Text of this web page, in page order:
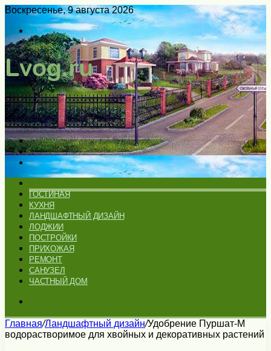
Воскресенье, 9 августа 2026
Войти
Switch
skin
Меню
Искать
Switch
skin
ГОСТИНАЯ
КУХНЯ
ЛАНДШАФТНЫЙ ДИЗАЙН
ЛОДЖИИ
ПОСТРОЙКИ
ПРИХОЖАЯ
РЕМОНТ
САНУЗЕЛ
ЧАСТНЫЙ ДОМ
Главная/Ландшафтный дизайн/Удобрение Пуршат-М
водорастворимое для хвойных и декоративных растений